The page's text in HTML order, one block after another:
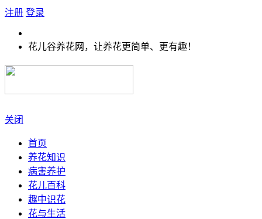
注册 登录
花儿谷养花网，让养花更简单、更有趣！
关闭
首页
养花知识
病害养护
花儿百科
趣中识花
花与生活